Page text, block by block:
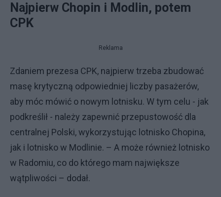
Najpierw Chopin i Modlin, potem
CPK
Reklama
Zdaniem prezesa CPK, najpierw trzeba zbudować
masę krytyczną odpowiedniej liczby pasażerów,
aby móc mówić o nowym lotnisku. W tym celu - jak
podkreślił - należy zapewnić przepustowość dla
centralnej Polski, wykorzystując lotnisko Chopina,
jak i lotnisko w Modlinie. – A może również lotnisko
w Radomiu, co do którego mam największe
wątpliwości – dodał.